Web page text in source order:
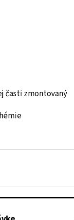
časti zmontovaný